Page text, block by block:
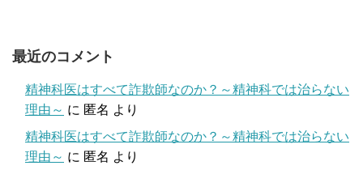
最近のコメント
精神科医はすべて詐欺師なのか？～精神科では治らない
理由～ に 匿名 より
精神科医はすべて詐欺師なのか？～精神科では治らない
理由～ に 匿名 より